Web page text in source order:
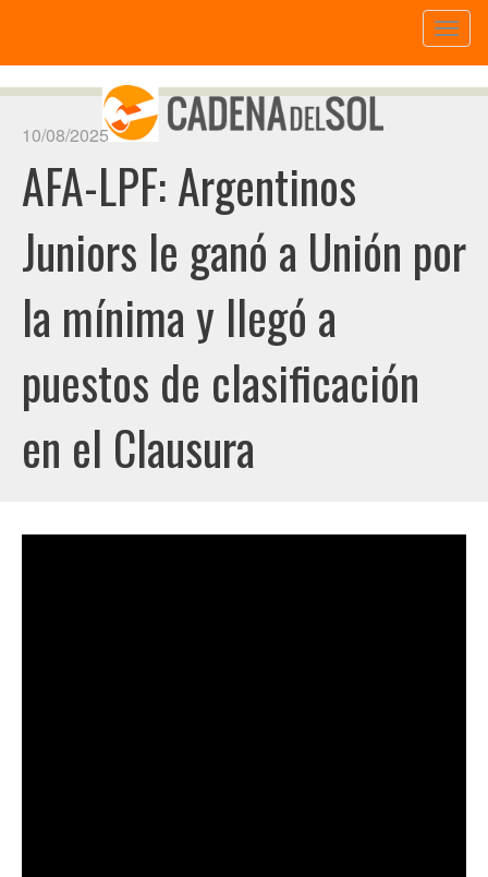
10/08/2025
AFA-LPF: Argentinos
Juniors le ganó a Unión por
la mínima y llegó a
puestos de clasificación
en el Clausura